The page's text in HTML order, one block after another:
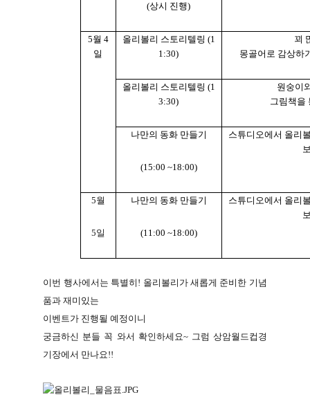
(상시 진행)
5월 4
일
올리볼리 스토리텔링 (1
1:30)
꾀
몽골어로 감상하
올리볼리 스토리텔링 (1
3:30)
원숭이
그림책을
나만의 동화 만들기
(15:00 ~18:00)
스튜디오에서 올리
5월
5일
나만의 동화 만들기
(11:00 ~18:00)
스튜디오에서 올리
이번 행사에서는 특별히 ! 올리볼리가 새롭게 준비한 기념
품과 재미있는
이벤트가 진행될 예정이니
궁금하신 분들 꼭 와서 확인하세요~ 그럼 상암월드컵경
기장에서 만나요!!